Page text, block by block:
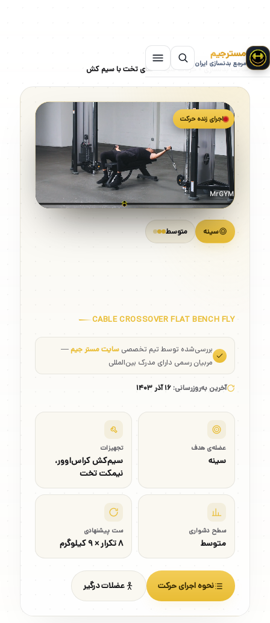
مسترجیم
مرجع بدنسازی ایران
سایت بدنسازی»حرکات سینه»فلای تخت با سیم کش
سینه متوسط
CABLE CROSSOVER FLAT BENCH FLY
بررسی‌شده توسط تیم تخصصیسایت مستر جیم—
مربیان رسمی دارای مدرک بین‌المللی
آخرین به‌روزرسانی:۱۶ آذر ۱۴۰۳
عضله‌ی هدف
سینه
تجهیزات
سیم‌کش کراس‌اوور،
نیمکت تخت
سطح دشواری
متوسط
ست پیشنهادی
۸ تکرار × ۹ کیلوگرم
نحوه اجرای حرکت عضلات درگیر
اجرای زنده حرکت
MrGYM